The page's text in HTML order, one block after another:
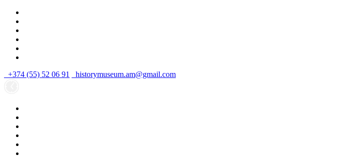
+374 (55) 52 06 91 historymuseum.am@gmail.com